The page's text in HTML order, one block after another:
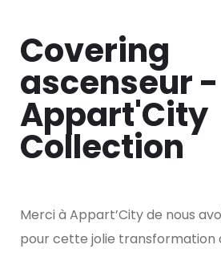
Covering
ascenseur -
Appart'City
Collection
Merci à Appart’City de nous
pour cette jolie transformation